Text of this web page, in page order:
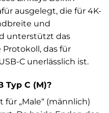
ausgelegt, die für 4K-
und
unterstützt das
das für
C unerlässlich ist.
Typ C (M)?
für „Male“ (männlich)